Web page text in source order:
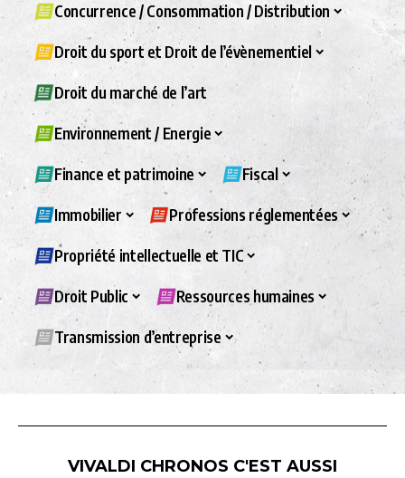
Concurrence / Consommation / Distribution
Droit du sport et Droit de l’évènementiel
Droit du marché de l’art
Environnement / Energie
Finance et patrimoine Fiscal
Immobilier Professions réglementées
Propriété intellectuelle et TIC
Droit Public Ressources humaines
Transmission d’entreprise
VIVALDI CHRONOS C'EST AUSSI